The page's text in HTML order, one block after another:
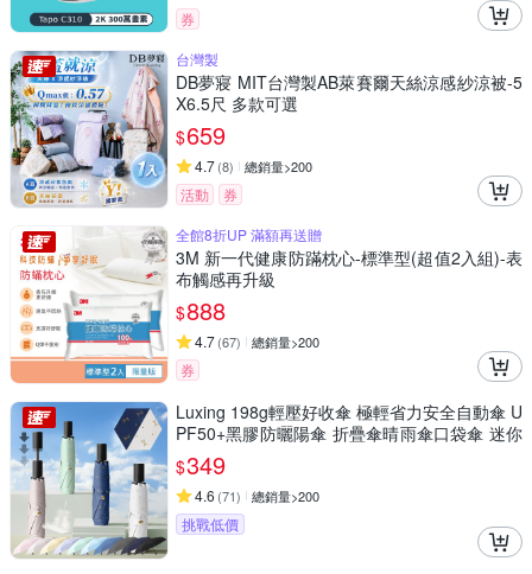
券
台灣製
DB夢寢 MIT台灣製AB萊賽爾天絲涼感紗涼被-5
X6.5尺 多款可選
$659
4.7(8) 總銷量>200
活動
券
全館8折UP 滿額再送贈
3M 新一代健康防蹣枕心-標準型(超值2入組)-表
布觸感再升級
$888
4.7(67) 總銷量>200
券
Luxing 198g輕壓好收傘 極輕省力安全自動傘 U
PF50+黑膠防曬陽傘 折疊傘晴雨傘口袋傘 迷你
輕量傘
$349
4.6 (71) 總銷量>200
挑戰低價